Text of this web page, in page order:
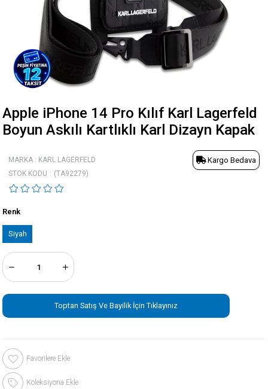
Apple iPhone 14 Pro Kılıf Karl Lagerfeld
Boyun Askılı Kartlıklı Karl Dizayn Kapak
MARKA : KARL LAGERFELD
STOK KODU
(TA92279)
Kargo Bedava
Renk
Siyah
Toptan Satış Ve Bayilik İçin Tıklayınız
Favorilere Ekle
Koleksiyona Ekle